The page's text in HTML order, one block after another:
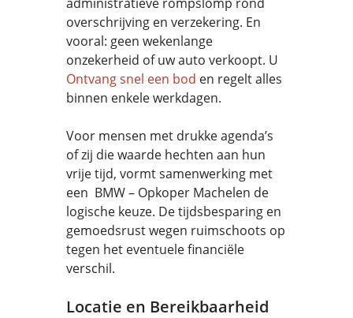
overschrijving en verzekering. En
vooral: geen wekenlange
onzekerheid of uw auto verkoopt. U
Ontvang snel een bod en regelt alles
binnen enkele werkdagen.
Voor mensen met drukke agenda’s
of zij die waarde hechten aan hun
vrije tijd, vormt samenwerking met
een BMW – Opkoper Machelen de
logische keuze. De tijdsbesparing en
gemoedsrust wegen ruimschoots op
tegen het eventuele financiële
verschil.
Locatie en Bereikbaarheid